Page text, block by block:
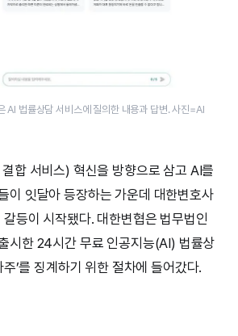
AI 법률상담 서비스에 질의한 내용과 답변. 사진=AI
합 서비스) 혁신을 방향으로 삼고 AI를
이 잇달아 등장하는 가운데 대한변호사
등이 시작됐다. 대한변협은 법무법인
시한 24시간 무료 인공지능(AI) 법률상
’를 징계하기 위한 절차에 들어갔다.